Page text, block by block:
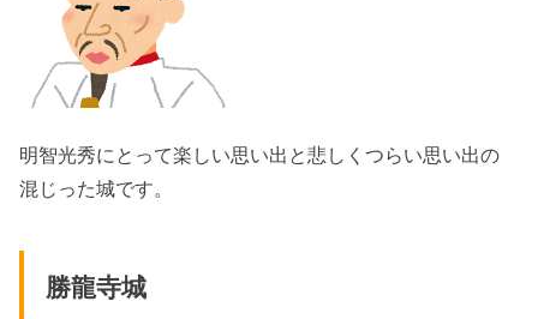
明智光秀にとって楽しい思い出と悲しくつらい思い出の
混じった城です。
勝龍寺城